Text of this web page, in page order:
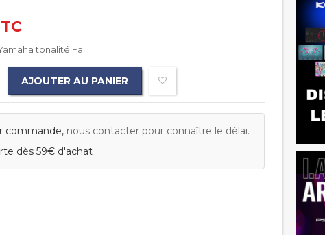
tonalité Fa.
AJOUTER AU PANIER
commande, nous contacter pour connaître le délai.
dès 59€ d'achat